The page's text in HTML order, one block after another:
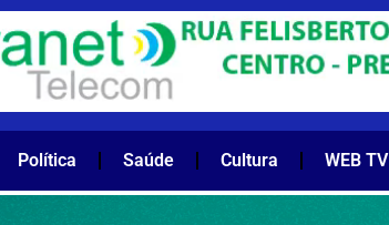
Política Saúde Cultura WEB TV